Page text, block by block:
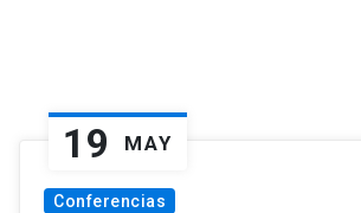
19 MAY
Conferencias